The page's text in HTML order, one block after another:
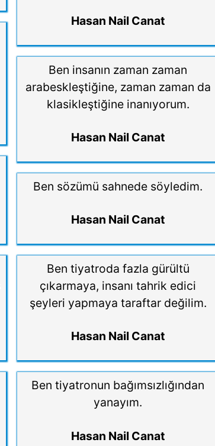
Hasan Nail Canat
Ben insanın zaman zaman
arabeskleştiğine, zaman zaman da
klasikleştiğine inanıyorum.
Hasan Nail Canat
Ben sözümü sahnede söyledim.
Hasan Nail Canat
Ben tiyatroda fazla gürültü
çıkarmaya, insanı tahrik edici
şeyleri yapmaya taraftar değilim.
Hasan Nail Canat
Ben tiyatronun bağımsızlığından
yanayım.
Hasan Nail Canat